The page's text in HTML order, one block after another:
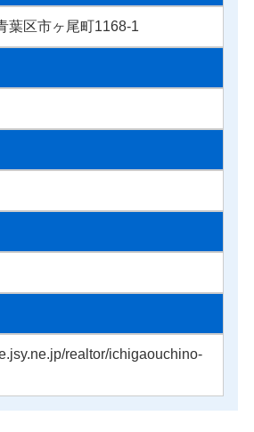
葉区市ヶ尾町1168-1
realtor/ichigaouchino-